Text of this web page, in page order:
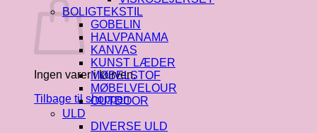
Ingen varer i kurven.
Tilbage til shoppen
BOLIGTEKSTIL
GOBELIN
HALVPANAMA
KANVAS
KUNST LÆDER
MØBELSTOF
MØBELVELOUR
OUTDOOR
ULD
DIVERSE ULD